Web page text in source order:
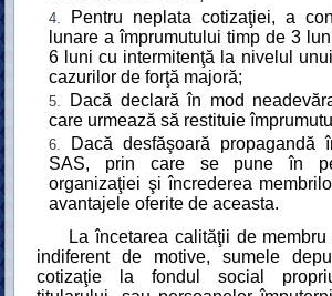
Pentru neplata cotizaţiei, a
lunare a împrumutului timp de 3
6 luni cu intermitenţă la nivelul
cazurilor de forţă majoră;
Dacă declară în mod
care urmează să restituie
Dacă desfăşoară propagandă
SAS, prin care se pune în
organizaţiei şi încrederea
avantajele oferite de aceasta.
La încetarea calităţii de membru
indiferent de motive, sumele
cotizaţie la fondul social